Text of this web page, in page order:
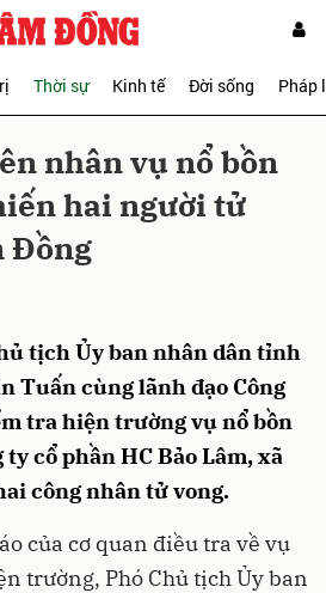
Thời sự Kinh tế Đời sống Pháp
nhân vụ nổ bồn
hai người tử
Đồng
tịch Ủy ban nhân dân tỉnh
Tuấn cùng lãnh đạo Công
tra hiện trường vụ nổ bồn
cổ phần HC Bảo Lâm, xã
công nhân tử vong.
của cơ quan điều tra về vụ
trường, Phó Chủ tịch Ủy ban
Hủy Gửi